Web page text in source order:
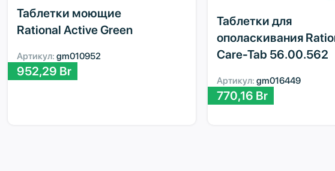
Таблетки моющие
Rational Active Green
Артикул: gm010952
952,29 Br
Таблетки для
ополаскивания
Care-Tab 56.00.562
Артикул: gm016449
770,16 Br